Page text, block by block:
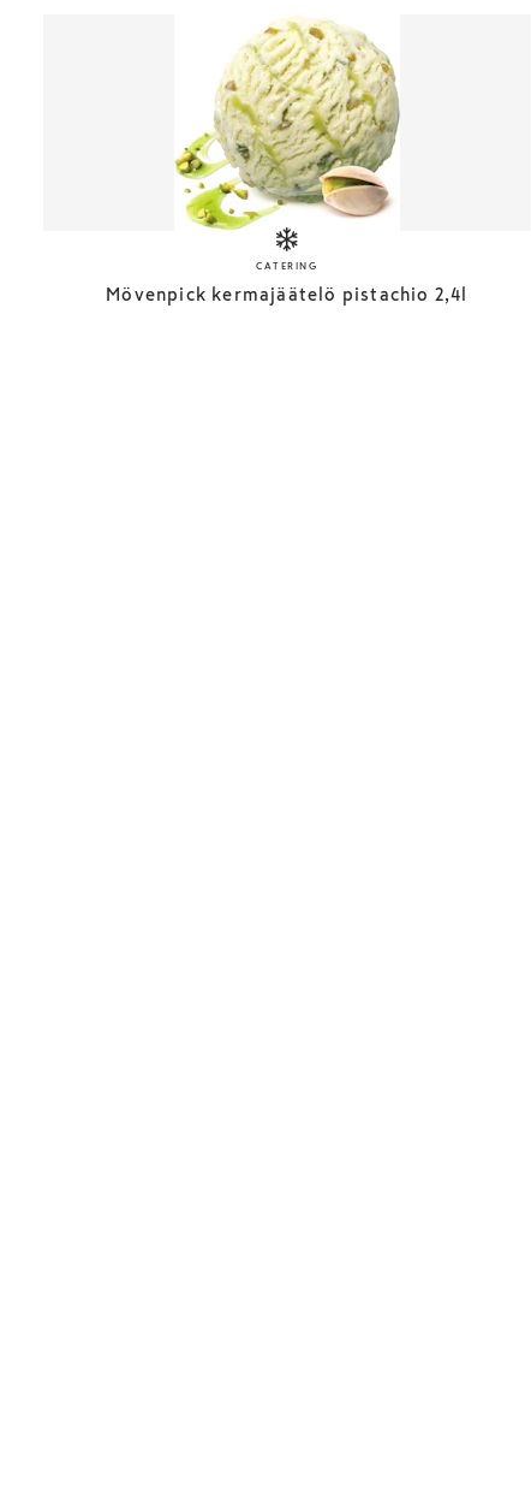
CATERING
Mövenpick kermajäätelö pistachio 2,4l